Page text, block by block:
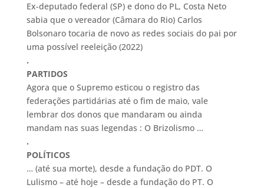
Ex-deputado federal (SP) e dono do PL, Costa Neto
sabia que o vereador (Câmara do Rio) Carlos
Bolsonaro tocaria de novo as redes sociais do pai por
uma possível reeleição (2022)
.
PARTIDOS
Agora que o Supremo esticou o registro das
federações partidárias até o fim de maio, vale
lembrar dos donos que mandaram ou ainda
mandam nas suas legendas : O Brizolismo …
.
POLÍTICOS
… (até sua morte), desde a fundação do PDT. O
Lulismo – até hoje – desde a fundação do PT. O